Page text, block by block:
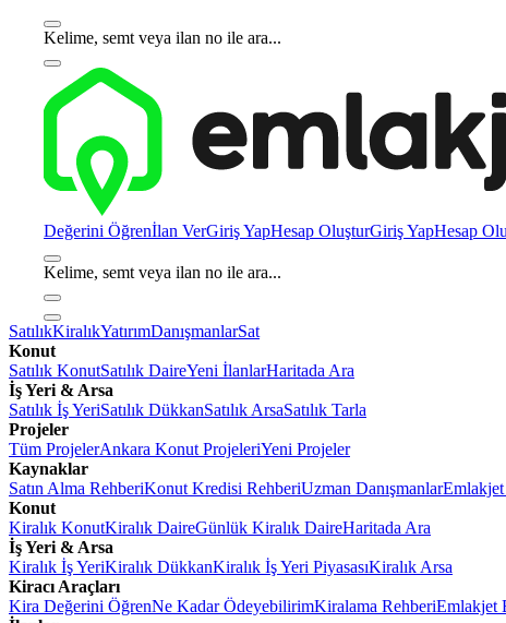
Kelime, semt veya ilan no ile ara...
Değerini Öğrenİlan VerGiriş YapHesap OluşturGiriş YapHesap
Kelime, semt veya ilan no ile ara...
SatılıkKiralıkYatırımDanışmanlarSat
Konut
Satılık KonutSatılık DaireYeni İlanlarHaritada Ara
İş Yeri & Arsa
Satılık İş YeriSatılık DükkanSatılık ArsaSatılık Tarla
Projeler
Tüm ProjelerAnkara Konut ProjeleriYeni Projeler
Kaynaklar
Satın Alma RehberiKonut Kredisi RehberiUzman Danışmanlar
Konut
Kiralık KonutKiralık DaireGünlük Kiralık DaireHaritada Ara
İş Yeri & Arsa
Kiralık İş YeriKiralık DükkanKiralık İş Yeri PiyasasıKiralık Arsa
Kiracı Araçları
Kira Değerini ÖğrenNe Kadar ÖdeyebilirimKiralama RehberiEmlakjet